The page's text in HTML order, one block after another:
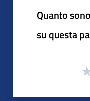
Quanto
su questa